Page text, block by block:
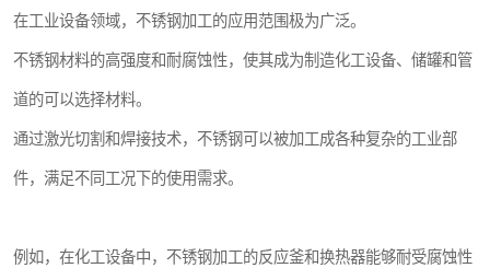
在工业设备领域，不锈钢加工的应用范围极为广泛。
不锈钢材料的高强度和耐腐蚀性，使其成为制造化工设备、储罐和管
道的可以选择材料。
通过激光切割和焊接技术，不锈钢可以被加工成各种复杂的工业部
件，满足不同工况下的使用需求。
例如，在化工设备中，不锈钢加工的反应釜和换热器能够耐受腐蚀性